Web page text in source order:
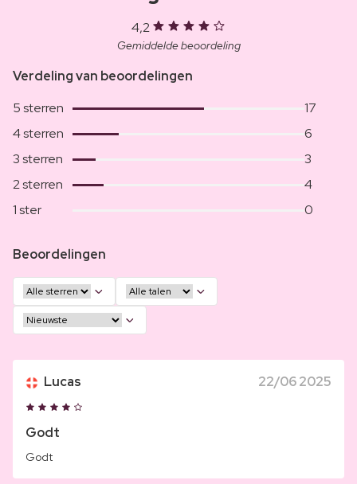
4,2
Gemiddelde beoordeling
Verdeling van beoordelingen
5 sterren
17
4 sterren
6
3 sterren
3
2 sterren
4
1 ster
0
Beoordelingen
Lucas 22/06 2025
Godt
Godt